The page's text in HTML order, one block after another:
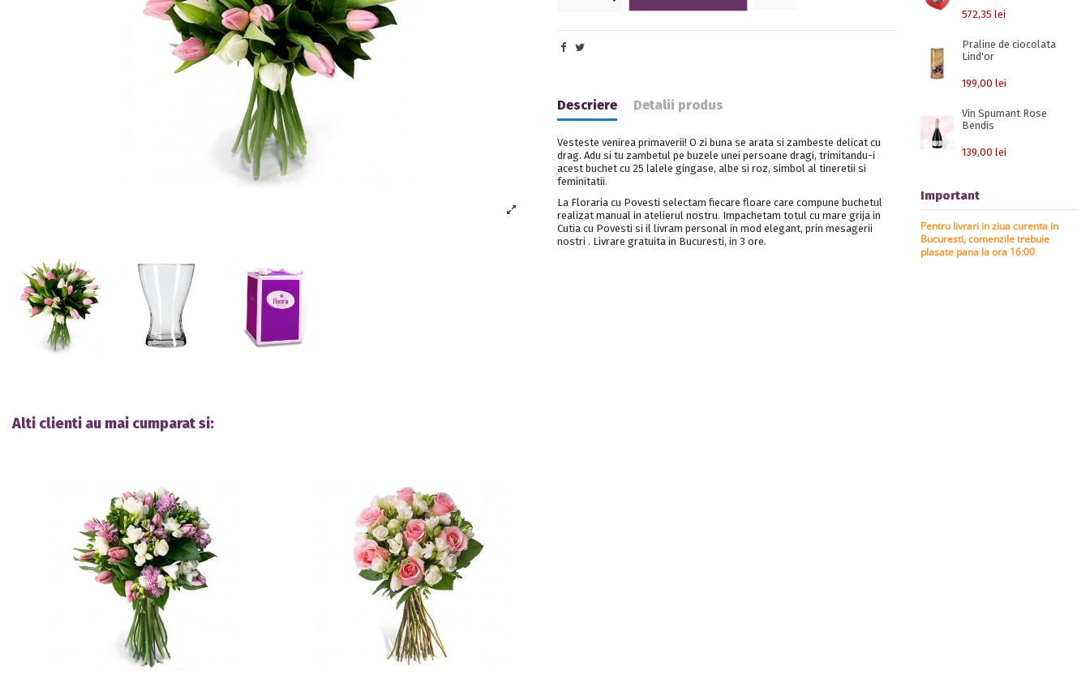
Descriere Detalii produs
Vesteste venirea primaverii! O zi buna se arata si zambeste delicat cu
drag. Adu si tu zambetul pe buzele unei persoane dragi, trimitandu-i
acest buchet cu 25 lalele gingase, albe si roz, simbol al tineretii si
feminitatii.
La Floraria cu Povesti selectam fiecare floare care compune buchetul
realizat manual in atelierul nostru. Impachetam totul cu mare grija in
Cutia cu Povesti si il livram personal in mod elegant, prin mesagerii
nostri . Livrare gratuita in Bucuresti, in 3 ore.
572,35 lei
Praline de ciocolata
Lind'or
199,00 lei
Vin Spumant Rose
Bendis
139,00 lei
Important
Pentru livrari in ziua curenta in
Bucuresti, comenzile trebuie
plasate pana la ora 16:00
Alti clienti au mai cumparat si: